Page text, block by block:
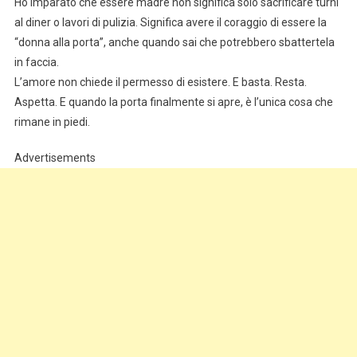
al diner o lavori di pulizia. Significa avere il coraggio di essere la
“donna alla porta”, anche quando sai che potrebbero sbattertela
in faccia.
L’amore non chiede il permesso di esistere. E basta. Resta.
Aspetta. E quando la porta finalmente si apre, è l’unica cosa che
rimane in piedi.
Advertisements